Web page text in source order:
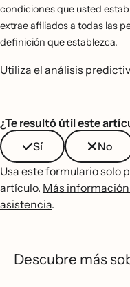
condiciones que usted
extrae afiliados a todas las
definición que establezca.
Utiliza el análisis
¿Te resultó útil este
Sí
No
Usa este formulario solo
artículo. Más
asistencia.
Descubre más